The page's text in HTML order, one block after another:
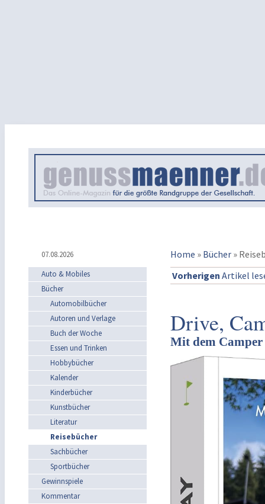
07.08.2026 Home » Bücher »
Auto & Mobiles
Bücher
Automobilbücher
Autoren und Verlage
Buch der Woche
Essen und Trinken
Hobbybücher
Kalender
Kinderbücher
Kunstbücher
Literatur
Reisebücher
Sachbücher
Sportbücher
Gewinnspiele
Kommentar
Vorherigen Artikel
Drive,
Mit dem Camper